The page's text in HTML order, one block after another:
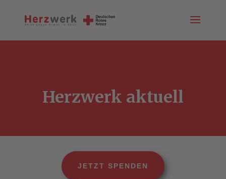
Herzwerk aktuell
JETZT SPENDEN